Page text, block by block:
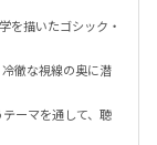
を描いたゴシック・
徹な視線の奥に潜
テーマを通して、聴